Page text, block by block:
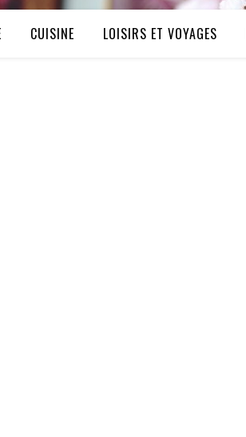
CUISINE LOISIRS ET VOYAGES